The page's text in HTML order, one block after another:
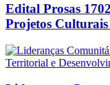
Edital Prosas
Projetos